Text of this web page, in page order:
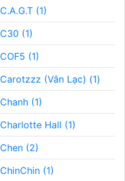
C.A.G.T (1)
C30 (1)
COF5 (1)
Carotzzz (Vân Lạc) (1)
Chanh (1)
Charlotte Hall (1)
Chen (2)
ChinChin (1)